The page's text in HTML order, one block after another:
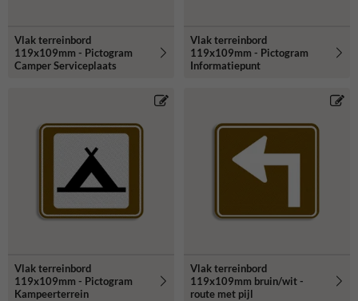
Vlak terreinbord
119x109mm - Pictogram
Camper Serviceplaats
Vlak terreinbord
119x109mm - Pictogram
Informatiepunt
Vlak terreinbord
119x109mm - Pictogram
Kampeerterrein
Vlak terreinbord
119x109mm bruin/wit -
route met pijl